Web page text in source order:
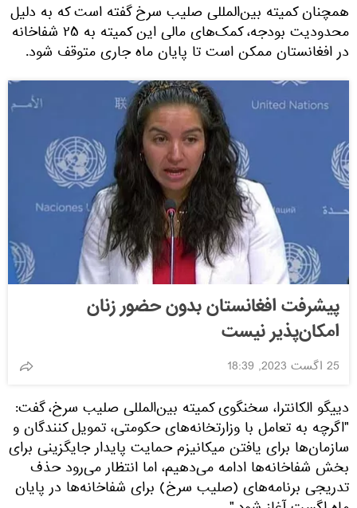
همچنان کمیته بین‌المللی صلیب سرخ گفته است که به دلیل
محدودیت بودجه، کمک‌های مالی این کمیته به ۲۵ شفاخانه
در افغانستان ممکن است تا پایان ماه جاری متوقف شود.
پیشرفت افغانستان بدون حضور زنان
امکان‌پذیر نیست
25 اگست 2023, 18:39
دییگو الکانترا، سخنگوی کمیته بین‌المللی صلیب سرخ، گفت:
"اگرچه به تعامل با وزارتخانه‌های حکومتی، تمویل کنندگان و
سازمان‌ها برای یافتن میکانیزم حمایت پایدار جایگزینی برای
بخش شفاخانه‌ها ادامه می‌دهیم، اما انتظار می‌رود حذف
تدریجی برنامه‌های (صلیب سرخ) برای شفاخانه‌ها در پایان